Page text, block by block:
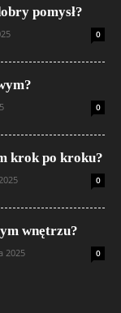
pomysł?
0
0
krok po kroku?
0
wnętrzu?
2025 0